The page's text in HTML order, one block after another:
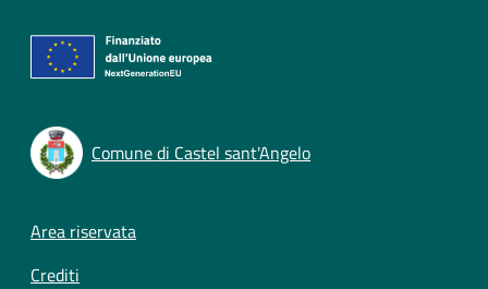
Comune di Castel sant'Angelo
Footer menu
Area riservata
Crediti